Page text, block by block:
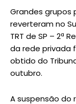
Grandes grupos
reverteram no
TRT de SP – 2ª
da rede privada
obtido do
outubro.
A suspensão do